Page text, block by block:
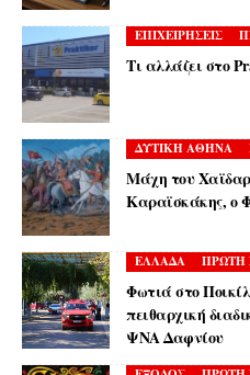
ΕΠΙΧΕΙΡΗΣΕΙΣ
Τι αλλάζει στο
ΔΥΤΙΚΗ ΑΘΗΝΑ
Μάχη του
Καραϊσκάκης, ο
ΕΛΛΑΔΑ ΠΡΩΤΗ
Φωτιά στο
πειθαρχική
ΨΝΑ Δαφνίου